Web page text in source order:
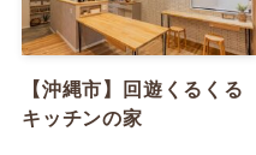
【沖縄市】回遊くるくる
キッチンの家